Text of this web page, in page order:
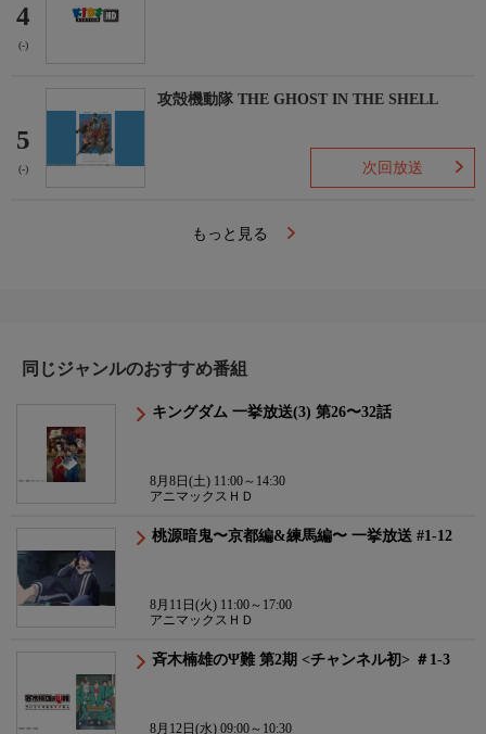
4
(-)
5
(-)
攻殻機動隊 THE GHOST IN THE SHELL
次回放送
もっと見る
同じジャンルのおすすめ番組
キングダム 一挙放送(3) 第26〜32話
8月8日(土) 11:00～14:30
アニマックスＨＤ
桃源暗鬼〜京都編&練馬編〜 一挙放送 #1-12
8月11日(火) 11:00～17:00
アニマックスＨＤ
斉木楠雄のΨ難 第2期 <チャンネル初> ＃1-3
8月12日(水) 09:00～10:30